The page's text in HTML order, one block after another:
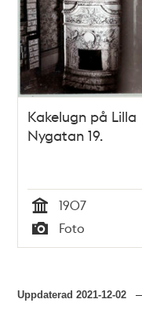
Kakelugn på Lilla
Nygatan 19.
Tid
1907
Typ
Foto
Uppdaterad2021-12-02